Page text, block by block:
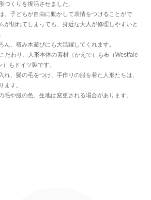
づくりを復活させました。
、子どもが自由に動かして表情をつけることがで
が切れてしまっても、身近な大人が修理しやすいと
ん、積み木遊びにも大活躍してくれます。
だわり、人形本体の素材（かえで）も布（Westfale
もドイツ製です。
れ、髪の毛をつけ、手作りの服を着た人形たちは、
ます。
や服の色、生地は変更される場合があります。